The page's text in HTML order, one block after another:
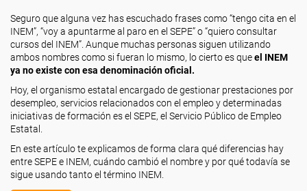
Seguro que alguna vez has escuchado frases como “tengo cita en el
INEM”, “voy a apuntarme al paro en el SEPE” o “quiero consultar
cursos del INEM”. Aunque muchas personas siguen utilizando
ambos nombres como si fueran lo mismo, lo cierto es queel INEM
ya no existe con esa denominación oficial.
Hoy, el organismo estatal encargado de gestionar prestaciones por
desempleo, servicios relacionados con el empleo y determinadas
iniciativas de formación es el SEPE, el Servicio Público de Empleo
Estatal.
En este artículo te explicamos de forma clara qué diferencias hay
entre SEPE e INEM, cuándo cambió el nombre y por qué todavía se
sigue usando tanto el término INEM.